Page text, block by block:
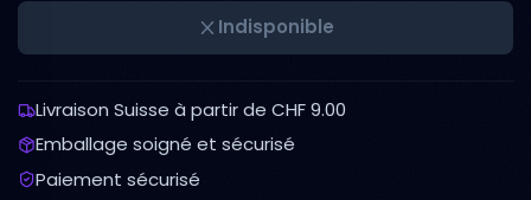
Indisponible
Livraison Suisse à partir de CHF 9.00
Emballage soigné et sécurisé
Paiement sécurisé